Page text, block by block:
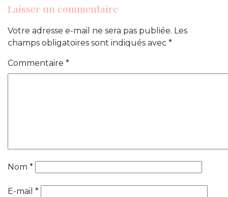
Laisser un commentaire
Votre adresse e-mail ne sera pas publiée. Les
champs obligatoires sont indiqués avec *
Commentaire *
Nom *
E-mail *